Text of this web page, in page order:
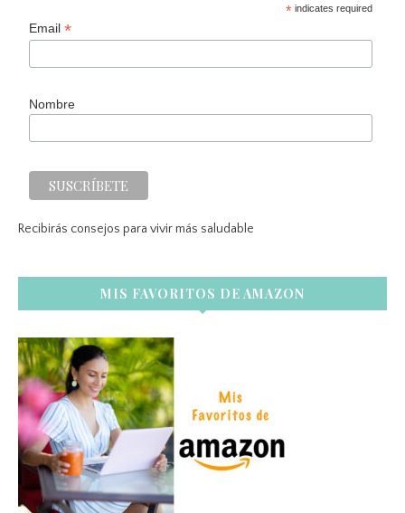
* indicates required
Email*
Nombre
Recibirás consejos para vivir más saludable
MIS FAVORITOS DE AMAZON